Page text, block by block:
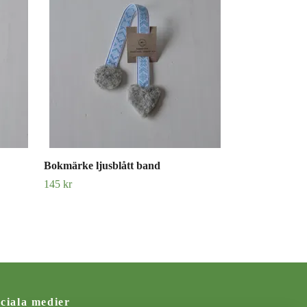
Bokmärke ljusblått band
145 kr
medier